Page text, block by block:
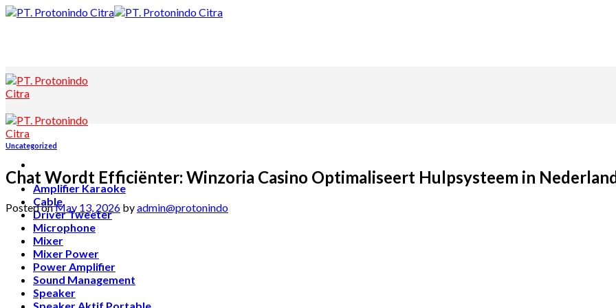
Skip
Amplifier Karaoke
Cable
Driver Tweeter
Microphone
Mixer
Mixer Power
Power Amplifier
Sound Management
Speaker
Uncategorized
Chat Wordt Efficiënter: Winzoria Casino Optimaliseert Hulpsysteem in
Posted onMay 13, 2026 byadmin@protonindo